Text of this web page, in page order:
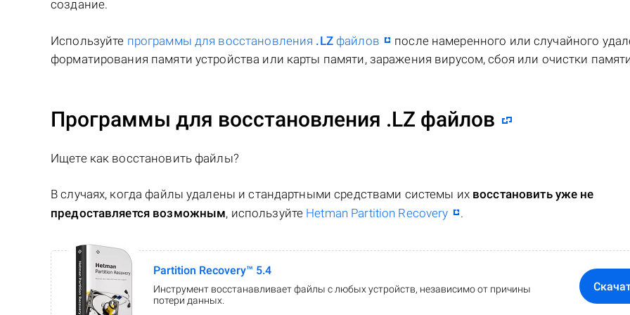
создание.
Используйте программы для восстановления .LZфайлов
после намеренного или случайного
форматирования памяти устройства или карты памяти, заражения вирусом, сбоя или очистки
Программы для восстановления .LZ файлов
Ищете как восстановить файлы?
В случаях, когда файлы удалены и стандартными средствами системы их восстановить уже не
предоставляется возможным, используйте Hetman Partition Recovery .
Partition Recovery™ 5.4
Инструмент восстанавливает файлы с любых устройств, независимо от причины
потери данных.